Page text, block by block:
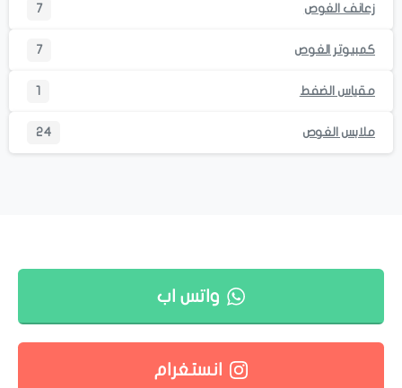
زعانف الغوص 7
كمبيوتر الغوص 7
مقياس الضفط 1
ملابس الغوص 24
واتس اب
انستغرام